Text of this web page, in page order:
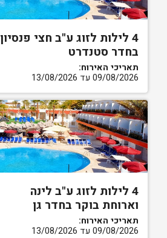
4 לילות לזוג ע"ב חצי פנסיון
בחדר סטנדרט
תאריכי האירוח:
09/08/2026 עד 13/08/2026
4 לילות לזוג ע"ב לינה
וארוחת בוקר בחדר גן
תאריכי האירוח:
09/08/2026 עד 13/08/2026